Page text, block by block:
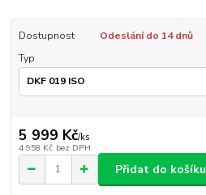
Dostupnost
Odeslání do 14 dnů
Typ
5 999 Kč/ks
4 958 Kč bez DPH
Přidat do košíku